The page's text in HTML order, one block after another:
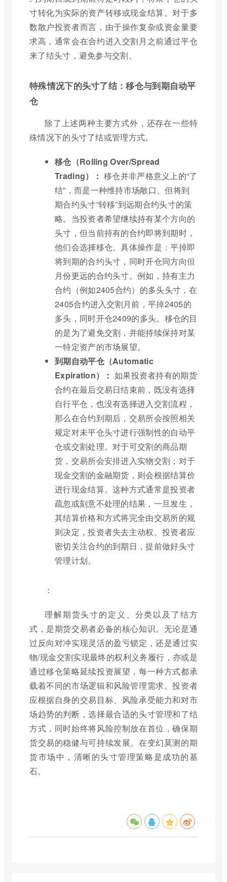
寸转化为实际的资产转移或现金结算。对于多
数散户投资者而言，由于操作复杂或资金量要
求高，通常会在合约进入交割月之前通过平仓
来了结头寸，避免参与交割。
特殊情况下的头寸了结：移仓与到期自动平
仓
除了上述两种主要方式外，还存在一些特
殊情况下的头寸了结或管理方式。
移仓（Rolling Over/Spread
Trading）： 移仓并非严格意义上的“了
结”，而是一种维持市场敞口、但将到
期合约头寸“转移”到远期合约头寸的策
略。当投资者希望继续持有某个方向的
头寸，但当前持有的合约即将到期时，
他们会选择移仓。具体操作是：平掉即
将到期的合约头寸，同时开仓同方向但
月份更远的合约头寸。例如，持有主力
合约（例如2405合约）的多头头寸，在
2405合约进入交割月前，平掉2405的
多头，同时开仓2409的多头。移仓的目
的是为了避免交割，并能持续保持对某
一特定资产的市场展望。
到期自动平仓（Automatic
Expiration）： 如果投资者持有的期货
合约在最后交易日结束前，既没有选择
自行平仓，也没有选择进入交割流程，
那么在合约到期后，交易所会按照相关
规定对未平仓头寸进行强制性的自动平
仓或交割处理。对于可交割的商品期
货，交易所会安排进入实物交割；对于
现金交割的金融期货，则会根据结算价
进行现金结算。这种方式通常是投资者
疏忽或刻意不处理的结果，一旦发生，
其结算价格和方式将完全由交易所的规
则决定，投资者失去主动权。投资者应
密切关注合约的到期日，提前做好头寸
管理计划。
：
理解期货头寸的定义、分类以及了结方
式，是期货交易者必备的核心知识。无论是通
过反向对冲实现灵活的盈亏锁定，还是通过实
物/现金交割实现最终的权利义务履行，亦或是
通过移仓策略延续投资展望，每一种方式都承
载着不同的市场逻辑和风险管理需求。投资者
应根据自身的交易目标、风险承受能力和对市
场趋势的判断，选择最合适的头寸管理和了结
方式，同时始终将风险控制放在首位，确保期
货交易的稳健与可持续发展。在变幻莫测的期
货市场中，清晰的头寸管理策略是成功的基
石。